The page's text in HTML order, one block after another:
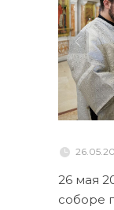
26 мая
соборе